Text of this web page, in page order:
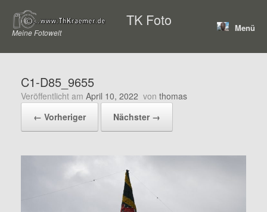
Inhalt
springen
TK Foto
Meine Fotowelt Menü
C1-D85_9655
Veröffentlicht am April 10, 2022 von thomas
← Vorheriger
Nächster →